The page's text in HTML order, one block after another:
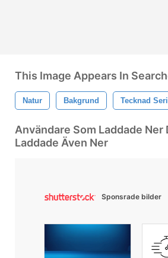
This Image Appears In
Natur Bakgrund Tecknad
Användare Som Laddade Ner
Laddade Även Ner
Sponsrade bilder